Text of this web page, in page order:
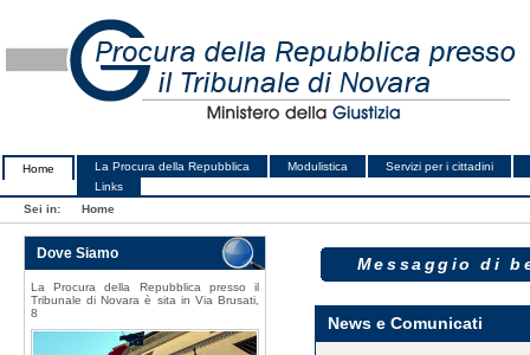
Home La Procura della Repubblica Modulistica
Servizi per i cittadini
Links
Sei in:
Home
Messaggio di
News e Comunicati
Dove Siamo
La Procura della Repubblica presso il
Tribunale di Novara è sita in Via Brusati,
8